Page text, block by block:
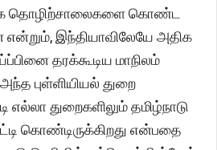
தொழிற்சாலைகளை கொண்ட
என்றும், இந்தியாவிலேயே அதிக
தரக்கூடிய மாநிலம்
புள்ளியியல் துறை
எல்லா துறைகளிலும் தமிழ்நாடு
கொண்டிருக்கிறது என்பதை